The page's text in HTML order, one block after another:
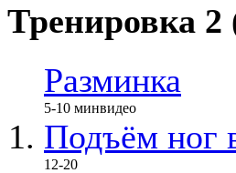
Тренировка 2
Разминка
5-10 минвидео
Подъём ног
12-20